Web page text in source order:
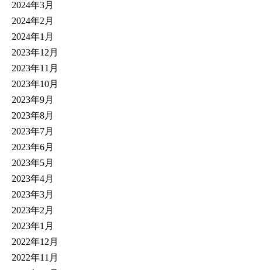
2024年3月
2024年2月
2024年1月
2023年12月
2023年11月
2023年10月
2023年9月
2023年8月
2023年7月
2023年6月
2023年5月
2023年4月
2023年3月
2023年2月
2023年1月
2022年12月
2022年11月